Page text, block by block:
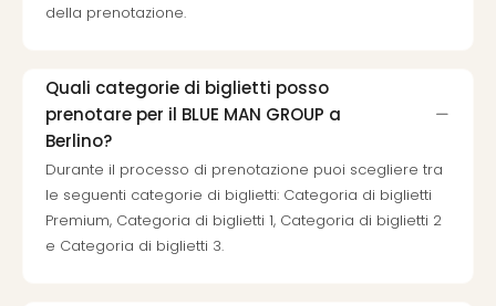
della prenotazione.
Quali categorie di biglietti posso
prenotare per il BLUE MAN GROUP a
Berlino?
Durante il processo di prenotazione puoi scegliere tra
le seguenti categorie di biglietti: Categoria di biglietti
Premium, Categoria di biglietti 1, Categoria di biglietti 2
e Categoria di biglietti 3.